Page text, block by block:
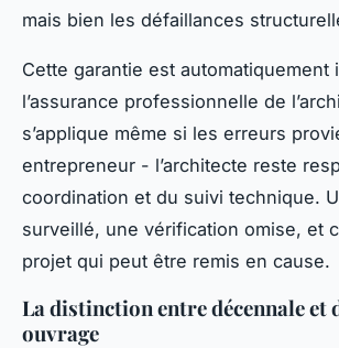
mais bien les défaillances
Cette garantie est automatiquement
l’assurance professionnelle de
s’applique même si les erreurs
entrepreneur - l’architecte reste
coordination et du suivi technique.
surveillé, une vérification omise, et
projet qui peut être remis en cause.
La distinction entre décennale et
ouvrage